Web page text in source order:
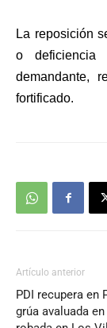
La reposición
o
demandante,
fortificado.
Artículo anterior
PDI recupera en
grúa avaluada